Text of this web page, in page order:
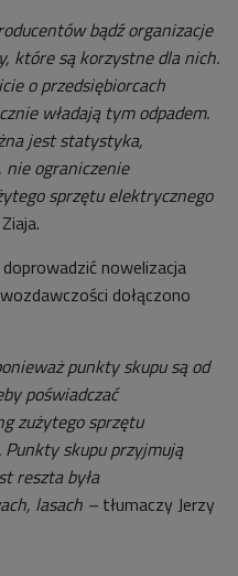
bądź organizacje
które są korzystne dla nich.
o przedsiębiorcach
władają tym odpadem.
jest statystyka,
ograniczenie
sprzętu elektrycznego
nowelizacja
dołączono
punkty skupu są od
poświadczać
zużytego sprzętu
skupu przyjmują
reszta była
lasach – tłumaczy Jerzy